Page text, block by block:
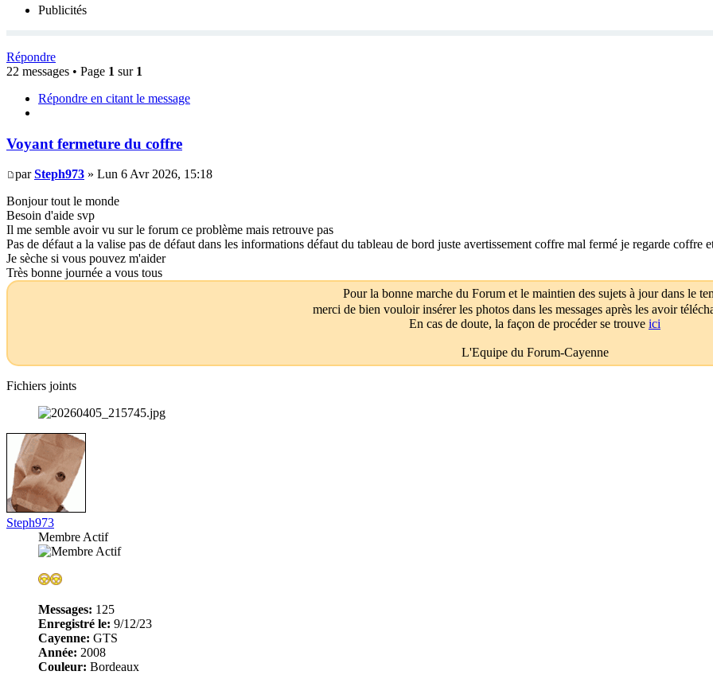
Publicités
Répondre
22 messages • Page 1 sur 1
Répondre en citant le message
Voyant fermeture du coffre
parSteph973 » Lun 6 Avr 2026, 15:18
Bonjour tout le monde
Besoin d'aide svp
Il me semble avoir vu sur le forum ce problème mais retrouve pas
Pas de défaut a la valise pas de défaut dans les informations défaut du tableau de bord juste avertissement coffre mal fermé je regarde coffre
Je sèche si vous pouvez m'aider
Très bonne journée a vous tous
Pour la bonne marche du Forum et le maintien des sujets à jour dans le
merci de bien vouloir insérer les photos dans les messages après les avoir
En cas de doute, la façon de procéder se trouve ici
L'Equipe du Forum-Cayenne
Fichiers joints
Steph973
Membre Actif
Messages: 125
Enregistré le: 9/12/23
Cayenne: GTS
Année: 2008
Couleur: Bordeaux